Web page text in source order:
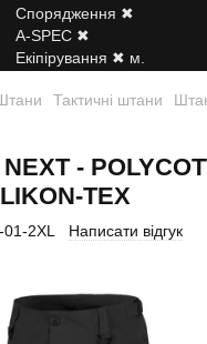
Тактичні штани
-
TEX
2XL Написати відгук